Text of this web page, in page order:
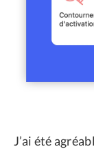
J’ai été